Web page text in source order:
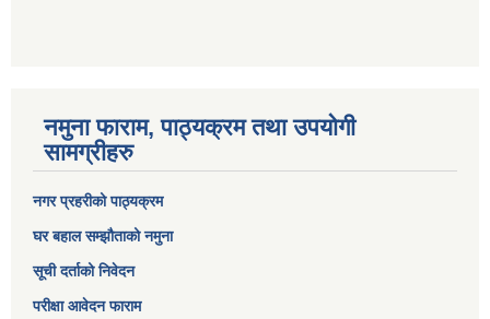
नमुना फाराम, पाठ्यक्रम तथा उपयोगी
सामग्रीहरु
नगर प्रहरीको पाठ्यक्रम
घर बहाल सम्झौताको नमुना
सूची दर्ताको निवेदन
परीक्षा आवेदन फाराम